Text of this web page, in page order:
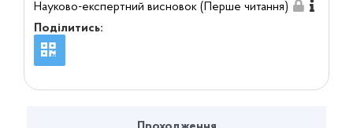
Науково-експертний висновок (Перше читання)
Поділитись: